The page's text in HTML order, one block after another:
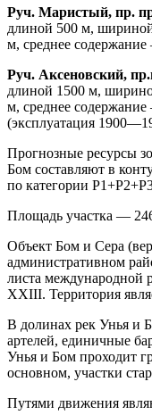
Руч. Маристый, пр.
длиной 500 м,
м, среднее
Руч. Аксеновский,
длиной 1500 м,
м, среднее
(эксплуатация
Прогнозные ресурсы
Бом составляют в
по категории
Площадь участка —
Объект Бом и Сера
административном
листа международной
ХХIII. Территория
В долинах рек Унья и
артелей, единичные
Унья и Бом проходит
основном, участки
Путями движения